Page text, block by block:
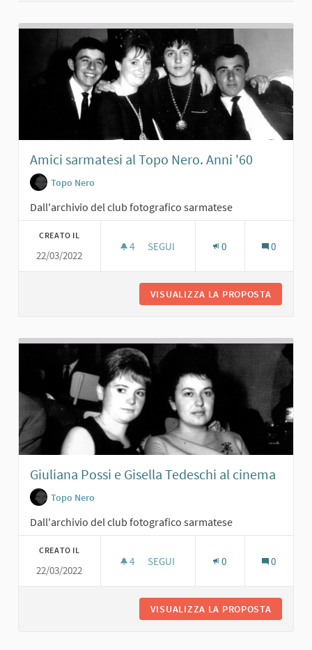
Amici sarmatesi al Topo Nero. Anni '60
Topo Nero
Dall'archivio del club fotografico sarmatese
CREATO IL
22/03/2022
4 4 SOSTENITORI
SEGUI 0 0
VISUALIZZA LA PROPOSTA
Giuliana Possi e Gisella Tedeschi al cinema
Topo Nero
Dall'archivio del club fotografico sarmatese
CREATO IL
22/03/2022
4 4 SOSTENITORI
SEGUI 0 0
VISUALIZZA LA PROPOSTA